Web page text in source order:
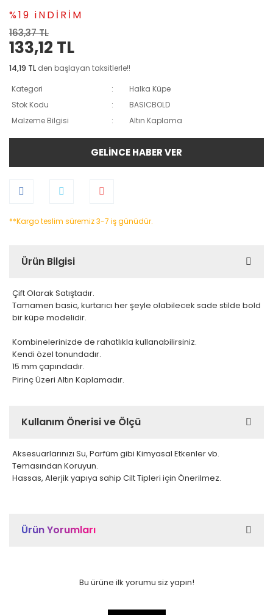
%19 iNDİRİM
163,37 TL
133,12 TL
14,19 TL den başlayan taksitlerle!!
Kategori
Halka Küpe
Stok Kodu
BASICBOLD
Malzeme Bilgisi
Altın Kaplama
GELİNCE HABER VER
**Kargo teslim süremiz 3-7 iş günüdür.
Ürün Bilgisi
Çift Olarak Satıştadır.
Tamamen basic, kurtarıcı her şeyle olabilecek sade stilde bold
bir küpe modelidir.
Kombinelerinizde de rahatlıkla kullanabilirsiniz.
Kendi özel tonundadır.
15 mm çapındadır.
Pirinç Üzeri Altın Kaplamadır.
Kullanım Önerisi ve Ölçü
Aksesuarlarınızı Su, Parfüm gibi Kimyasal Etkenler vb.
Temasından Koruyun.
Hassas, Alerjik yapıya sahip Cilt Tipleri için Önerilmez.
Ürün Yorumları
Bu ürüne ilk yorumu siz yapın!